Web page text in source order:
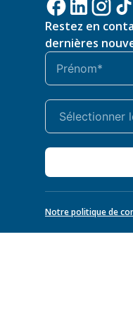
Restez en
dernières
Notre politique de